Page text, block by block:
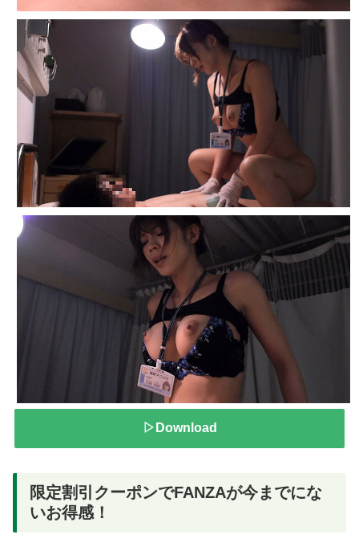
▷Download
限定割引クーポンでFANZAが今までにな
いお得感！